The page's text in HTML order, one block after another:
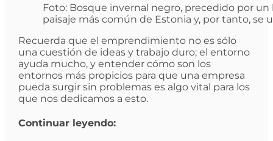
Foto: Bosque invernal negro, precedido por
paisaje más común de Estonia y, por tanto, se
Recuerda que el emprendimiento no es sólo
una cuestión de ideas y trabajo duro; el entorno
ayuda mucho, y entender cómo son los
entornos más propicios para que una empresa
pueda surgir sin problemas es algo vital para los
que nos dedicamos a esto.
Continuar leyendo: